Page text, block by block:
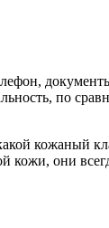
по
кожаный
кожи, они